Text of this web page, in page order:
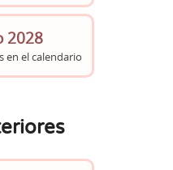
2028
en el calendario